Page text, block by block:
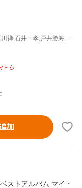
トク
加
ストアルバム マイ・